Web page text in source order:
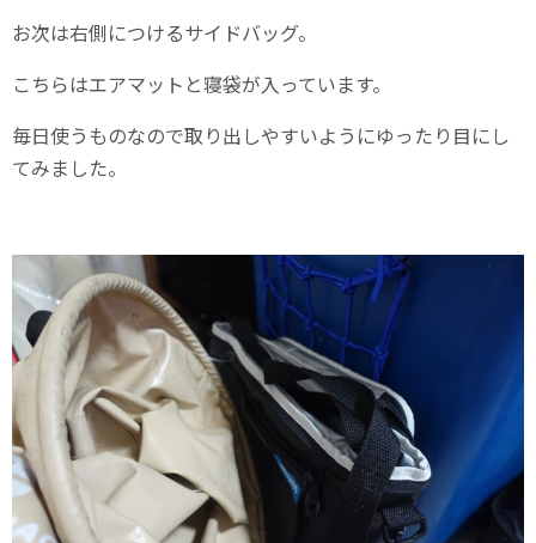
お次は右側につけるサイドバッグ。
こちらはエアマットと寝袋が入っています。
毎日使うものなので取り出しやすいようにゆったり目にし
てみました。